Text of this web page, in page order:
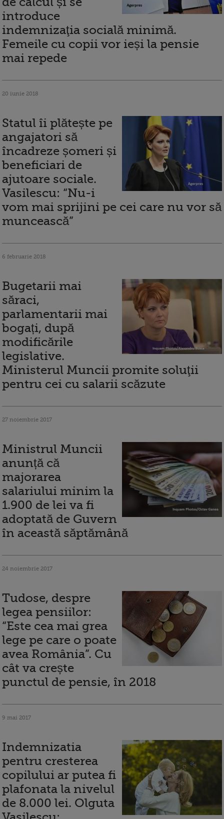
introduce
indemnizaţia socială minimă.
Femeile cu copii vor ieși la pensie
mai repede
20 iunie 2018
Statul îi plătește pe
angajatori să
încadreze șomeri și
beneficiari de
ajutoare sociale.
Vasilescu: “Nu-i
vom mai sprijini pe cei care nu vor să
muncească”
6 februarie 2018
Bugetarii mai
săraci,
parlamentarii mai
bogați, după
modificările
legislative.
Ministerul Muncii promite soluţii
pentru cei cu salarii scăzute
27 noiembrie 2017
Ministrul Muncii
anunță că
majorarea
salariului minim la
1.900 de lei va fi
adoptată de Guvern
în această săptămână
24 noiembrie 2017
Tudose, despre
legea pensiilor:
“Este cea mai grea
lege pe care o poate
avea România”. Cu
cât va crește
punctul de pensie, în 2018
9 mai 2017
Indemnizatia
pentru cresterea
copilului ar putea fi
plafonata la nivelul
de 8.000 lei. Olguta